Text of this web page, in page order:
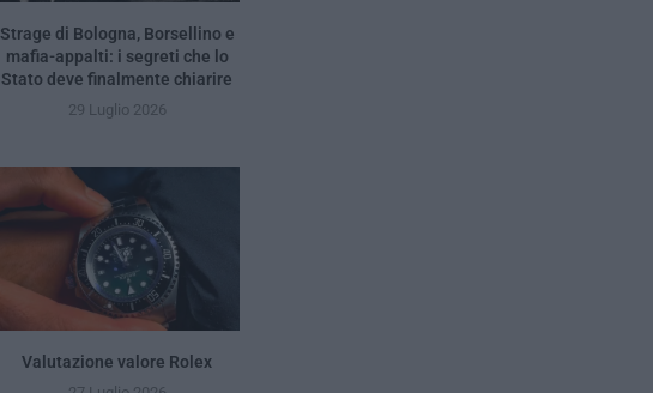
Strage di Bologna, Borsellino e
mafia-appalti: i segreti che lo
Stato deve finalmente chiarire
29 Luglio 2026
Valutazione valore Rolex